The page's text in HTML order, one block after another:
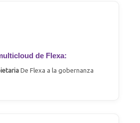
de Flexa:
De Flexa a la gobernanza